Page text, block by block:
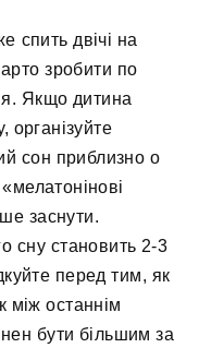
спить двічі на
зробити по
Якщо дитина
організуйте
сон приблизно о
заснути.
сну становить 2-3
перед тим, як
між останнім
бути більшим за